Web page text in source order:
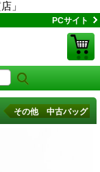
」
PCサイト
その他 中古バッグ